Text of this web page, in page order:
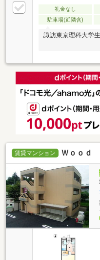
礼金なし
駐車場(近隣含)
諏訪東京理科大学
賃貸マンション Ｗｏｏｄ